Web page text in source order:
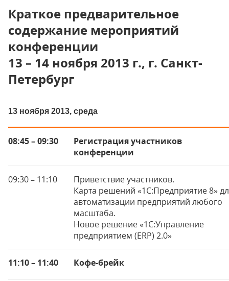
Краткое предварительное
содержание мероприятий
конференции
13 – 14 ноября 2013 г., г. Санкт-
Петербург
13 ноября 2013, среда
08:45 – 09:30
Регистрация участников
конференции
09:30– 11:10
Приветствие участников.
Карта решений «1С:Предприятие 8»
автоматизации предприятий любого
масштаба.
Новое решение «1С:Управление
предприятием (ERP) 2.0»
11:10 – 11:40 Кофе-брейк